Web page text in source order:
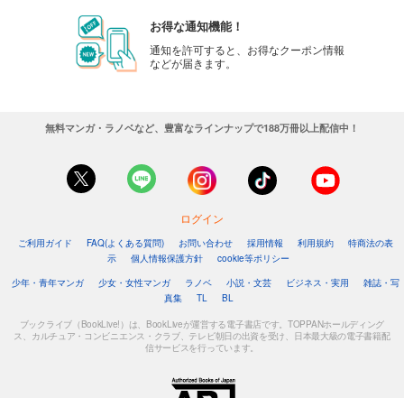
お得な通知機能！
通知を許可すると、お得なクーポン情報
などが届きます。
無料マンガ・ラノベなど、豊富なラインナップで188万冊以上配信中！
ログイン
ご利用ガイド FAQ(よくある質問) お問い合わせ 採用情報 利用規約
特商法の表
示
個人情報保護方針
cookie等ポリシー
少年・青年マンガ
少女・女性マンガ ラノベ 小説・文芸 ビジネス・実用
雑誌・写
真集
TL BL
ブックライブ（BookLive!）は、BookLiveが運営する電子書店です。TOPPANホールディング
ス、カルチュア・コンビニエンス・クラブ、テレビ朝日の出資を受け、日本最大級の電子書籍配
信サービスを行っています。